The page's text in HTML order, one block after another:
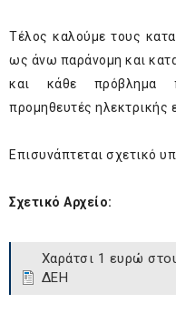
Τέλος καλούμε τους
ως άνω παράνομη και
και κάθε πρόβλημα
προμηθευτές ηλεκτρικής
Επισυνάπτεται σχετικό
Σχετικό Αρχείο:
Χαράτσι 1 ευρώ
ΔΕΗ